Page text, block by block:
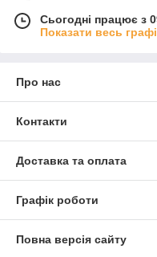
Сьогодні працює з
Показати весь
Про нас
Контакти
Доставка та оплата
Графік роботи
Повна версія сайту